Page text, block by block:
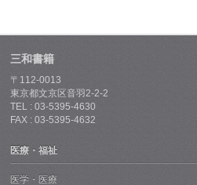
三和書籍
〒112-0013
東京都文京区音羽2-2-2
TEL : 03-5395-4630
FAX : 03-5395-4632
医療・福祉
医学・医療